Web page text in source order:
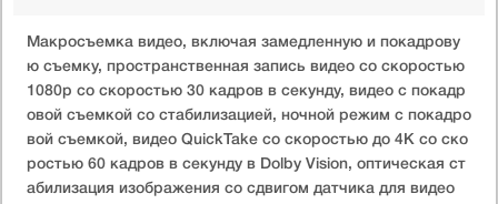
Макросъемка видео, включая замедленную и покадрову
ю съемку, пространственная запись видео со скоростью
1080p со скоростью 30 кадров в секунду, видео с покадр
овой съемкой со стабилизацией, ночной режим с покадро
вой съемкой, видео QuickTake со скоростью до 4K со ско
ростью 60 кадров в секунду в Dolby Vision, оптическая ст
абилизация изображения со сдвигом датчика для видео